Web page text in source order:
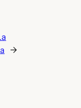
→